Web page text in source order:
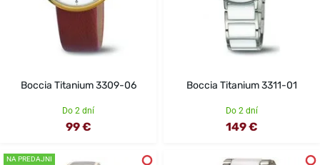
Boccia Titanium 3309-06
Do 2 dní
99 €
Boccia Titanium 3311-01
Do 2 dní
149 €
NA PREDAJNI